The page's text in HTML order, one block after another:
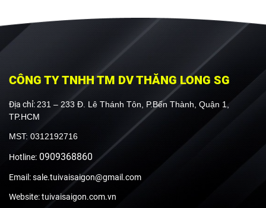
CÔNG TY TNHH TM DV THĂNG LONG SG
Địa chỉ: 231 – 233 Đ. Lê Thánh Tôn, P.Bến Thành, Quận 1,
TP.HCM
MST: 0312192716
Hotline: 0909368860
Email: sale.tuivaisaigon@gmail.com
Website: tuivaisaigon.com.vn